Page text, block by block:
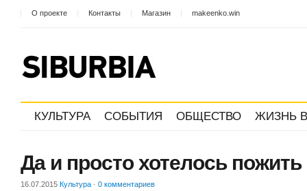
О проекте Контакты Магазин makeenko.win
КУЛЬТУРА СОБЫТИЯ ОБЩЕСТВО ЖИЗНЬ
Да и просто хотелось пожить
16.07.2015 Культура · 0 комментариев